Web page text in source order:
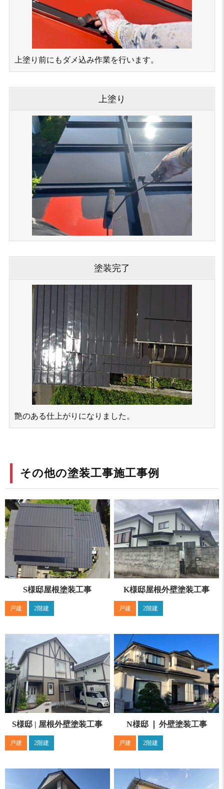
上塗り前にもダメ込み作業を行います。
上塗り
塗装完了
艶のある仕上がりになりました。
その他の塗装工事施工事例
S様邸屋根塗装工事
戸建 2階建
K様邸屋根外壁塗装工事
戸建 2階建
S様邸 | 屋根外壁塗装工事
戸建 2階建
N様邸 ❘ 外壁塗装工事
戸建 2階建